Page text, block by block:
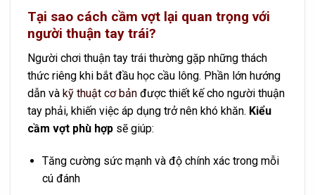
Tại sao cách cầm vợt lại quan trọng với
người thuận tay trái?
Người chơi thuận tay trái thường gặp những thách
thức riêng khi bắt đầu học cầu lông. Phần lớn hướng
dẫn và kỹ thuật cơ bản được thiết kế cho người thuận
tay phải, khiến việc áp dụng trở nên khó khăn. Kiểu
cầm vợt phù hợp sẽ giúp:
Tăng cường sức mạnh và độ chính xác trong mỗi
cú đánh